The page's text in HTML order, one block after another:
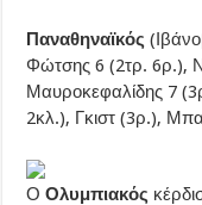
Παναθηναϊκός
Φώτσης 6 (2τρ. 6ρ.),
Μαυροκεφαλίδης 7
2κλ.), Γκιστ (3ρ.),
ΟΟλυμπιακός